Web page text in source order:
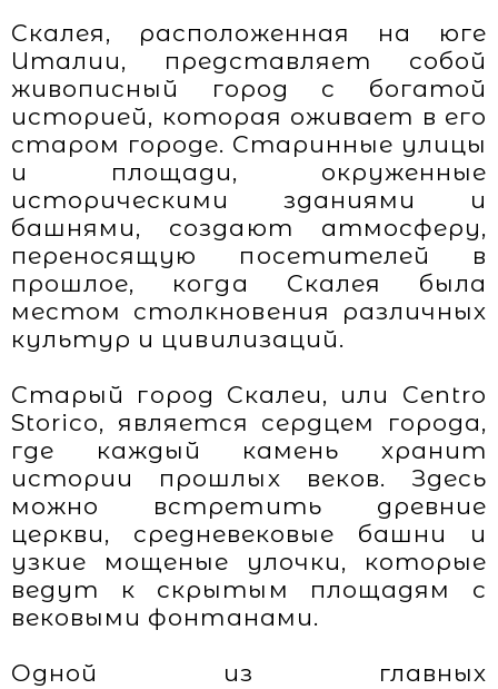
Скалея, расположенная на юге
Италии, представляет собой
живописный город с богатой
историей, которая оживает в его
старом городе. Старинные улицы
и площади, окруженные
историческими зданиями и
башнями, создают атмосферу,
переносящую посетителей в
прошлое, когда Скалея была
местом столкновения различных
культур и цивилизаций.
Старый город Скалеи, или Centro
Storico, является сердцем города,
где каждый камень хранит
истории прошлых веков. Здесь
можно встретить древние
церкви, средневековые башни и
узкие мощеные улочки, которые
ведут к скрытым площадям с
вековыми фонтанами.
Одной из главных